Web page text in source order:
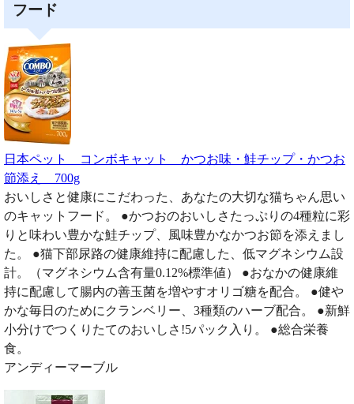
フード
日本ペット コンボキャット かつお味・鮭チップ・かつお
節添え 700g
おいしさと健康にこだわった、あなたの大切な猫ちゃん思い
のキャットフード。 ●かつおのおいしさたっぷりの4種粒に彩
りと味わい豊かな鮭チップ、風味豊かなかつお節を添えまし
た。 ●猫下部尿路の健康維持に配慮した、低マグネシウム設
計。（マグネシウム含有量0.12%標準値） ●おなかの健康維
持に配慮して腸内の善玉菌を増やすオリゴ糖を配合。 ●健や
かな毎日のためにクランベリー、3種類のハーブ配合。 ●新鮮
小分けでつくりたてのおいしさ!5パック入り。 ●総合栄養
食。
アンディーマーブル